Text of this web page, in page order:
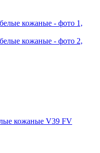
кожаные V39 FV